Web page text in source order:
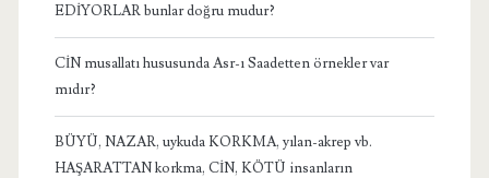
EDİYORLAR bunlar doğru mudur?
CİN musallatı hususunda Asr-ı Saadetten örnekler var
mıdır?
BÜYÜ, NAZAR, uykuda KORKMA, yılan-akrep vb.
HAŞARATTAN korkma, CİN, KÖTÜ insanların